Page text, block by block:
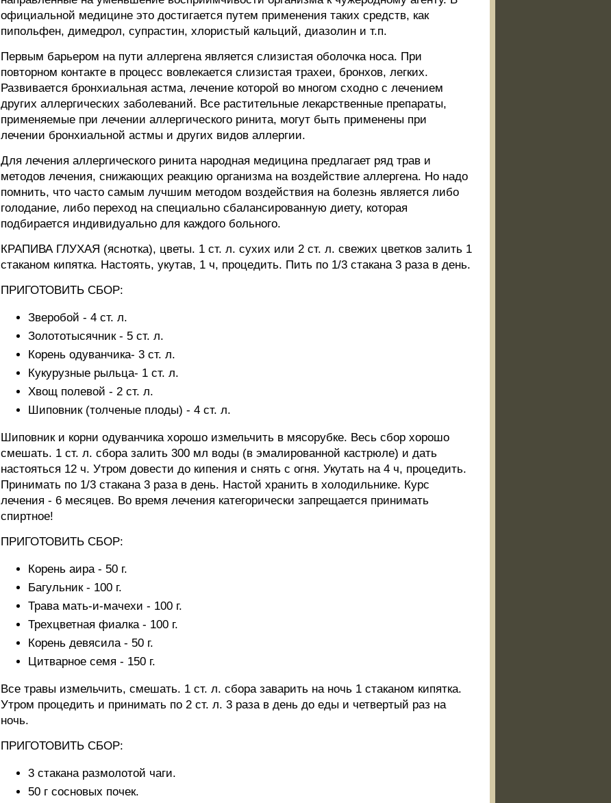
официальной медицине это достигается путем применения таких средств, как
пипольфен, димедрол, супрастин, хлористый кальций, диазолин и т.п.
Первым барьером на пути аллергена является слизистая оболочка носа. При
повторном контакте в процесс вовлекается слизистая трахеи, бронхов, легких.
Развивается бронхиальная астма, лечение которой во многом сходно с лечением
других аллергических заболеваний. Все растительные лекарственные препараты,
применяемые при лечении аллергического ринита, могут быть применены при
лечении бронхиальной астмы и других видов аллергии.
Для лечения аллергического ринита народная медицина предлагает ряд трав и
методов лечения, снижающих реакцию организма на воздействие аллергена. Но надо
помнить, что часто самым лучшим методом воздействия на болезнь является либо
голодание, либо переход на специально сбалансированную диету, которая
подбирается индивидуально для каждого больного.
КРАПИВА ГЛУХАЯ (яснотка), цветы. 1 ст. л. сухих или 2 ст. л. свежих цветков залить 1
стаканом кипятка. Настоять, укутав, 1 ч, процедить. Пить по 1/3 стакана 3 раза в день.
ПРИГОТОВИТЬ СБОР:
Зверобой - 4 ст. л.
Золототысячник - 5 ст. л.
Корень одуванчика- 3 ст. л.
Кукурузные рыльца- 1 ст. л.
Хвощ полевой - 2 ст. л.
Шиповник (толченые плоды) - 4 ст. л.
Шиповник и корни одуванчика хорошо измельчить в мясорубке. Весь сбор хорошо
смешать. 1 ст. л. сбора залить 300 мл воды (в эмалированной кастрюле) и дать
настояться 12 ч. Утром довести до кипения и снять с огня. Укутать на 4 ч, процедить.
Принимать по 1/3 стакана 3 раза в день. Настой хранить в холодильнике. Курс
лечения - 6 месяцев. Во время лечения категорически запрещается принимать
спиртное!
ПРИГОТОВИТЬ СБОР:
Корень аира - 50 г.
Багульник - 100 г.
Трава мать-и-мачехи - 100 г.
Трехцветная фиалка - 100 г.
Корень девясила - 50 г.
Цитварное семя - 150 г.
Все травы измельчить, смешать. 1 ст. л. сбора заварить на ночь 1 стаканом кипятка.
Утром процедить и принимать по 2 ст. л. 3 раза в день до еды и четвертый раз на
ночь.
ПРИГОТОВИТЬ СБОР:
3 стакана размолотой чаги.
50 г сосновых почек.